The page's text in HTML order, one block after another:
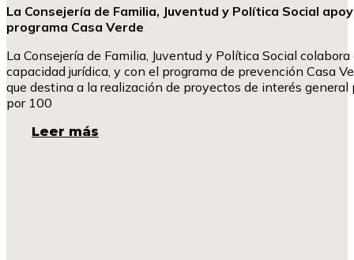
La Consejería de Familia, Juventud y Política Social
programa Casa Verde
La Consejería de Familia, Juventud y Política Social
capacidad jurídica, y con el programa de prevención Casa
que destina a la realización de proyectos de interés
por 100
Leer más